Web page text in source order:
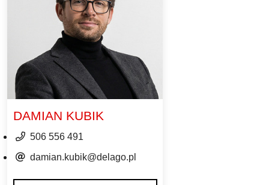
DAMIAN KUBIK
506 556 491
damian.kubik@delago.pl